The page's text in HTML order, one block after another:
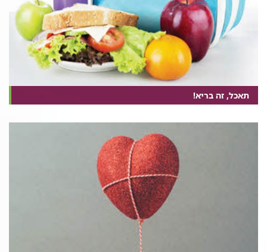
תאכל, זה בריא!